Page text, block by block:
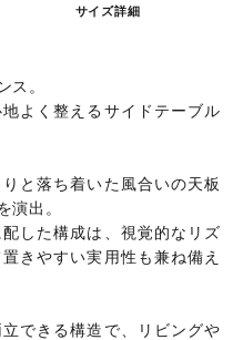
サイズ詳細
ス。
よく整えるサイドテーブル
と落ち着いた風合いの天板
演出。
した構成は、視覚的なリズ
きやすい実用性も兼ね備え
できる構造で、リビングや